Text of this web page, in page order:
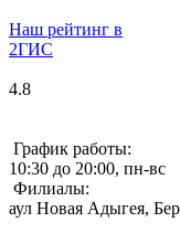
Наш рейтинг в
2ГИС
4.8
График работы:
10:30 до 20:00, пн-вс
Филиалы:
аул Новая Адыгея,